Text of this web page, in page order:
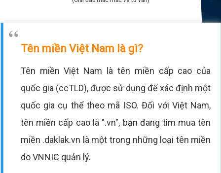
Tên miền Việt Nam là gì?
Tên miền Việt Nam là tên miền cấp cao của
quốc gia (ccTLD), được sử dụng để xác định một
quốc gia cụ thể theo mã ISO. Đối với Việt Nam,
tên miền cấp cao là ".vn", bạn đang tìm mua tên
miền .daklak.vn là một trong những loại tên miền
do VNNIC quản lý.